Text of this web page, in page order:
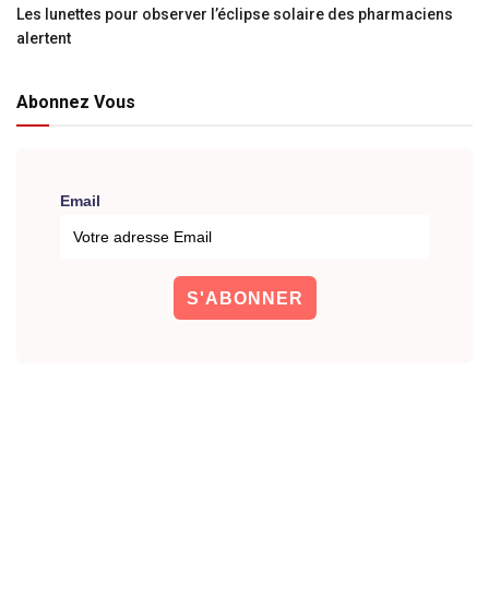
Les lunettes pour observer l’éclipse solaire des pharmaciens
alertent
Abonnez Vous
Email